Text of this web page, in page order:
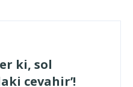
ki, sol
cevahir’!